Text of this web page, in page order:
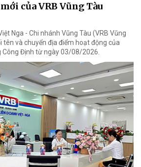
của VRB Vũng Tàu
Nga - Chi nhánh Vũng Tàu (VRB Vũng
và chuyển địa điểm hoạt động của
Công Định từ ngày 03/08/2026.